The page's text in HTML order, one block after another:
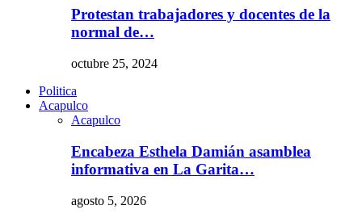
Protestan trabajadores y docentes de la
normal de…
octubre 25, 2024
Politica
Acapulco
Acapulco
Encabeza Esthela Damián asamblea
informativa en La Garita…
agosto 5, 2026